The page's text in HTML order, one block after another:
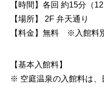
【時間】各回 約15分（
【場所】 2F 弁天通り
【料金】無料 ※入館料
【基本入館料】
※ 空庭温泉の入館料は、